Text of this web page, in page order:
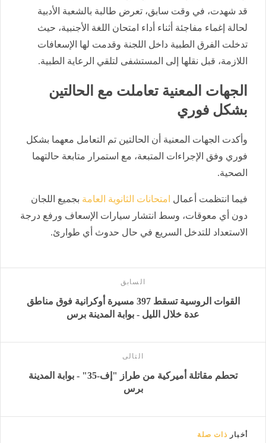
قد شهدت، في وقت سابق، تعرض طالبة بالشعبة الأدبية
لحالة إغماء مفاجئة أثناء أداء امتحان اللغة الأجنبية، حيث
تدخلت الفرق الطبية داخل اللجنة وقدمت لها الإسعافات
اللازمة، قبل نقلها إلى المستشفى لتلقي الرعاية الطبية.
الجهات المعنية تعاملت مع الحالتين
بشكل فوري
وأكدت الجهات المعنية أن الحالتين تم التعامل معهما بشكل
فوري وفق الإجراءات المتبعة، مع استمرار متابعة حالتهما
الصحية.
فيما انتظمت أعمال امتحانات الثانوية العامة بجميع اللجان
دون أي معوقات، وسط انتشار سيارات الإسعاف ورفع درجة
الاستعداد للتدخل السريع في حال حدوث أي طوارئ.
السابق
القوات الروسية تسقط 397 مسيرة أوكرانية فوق مناطق
عدة خلال الليل - بوابة المدينة برس
التالى
تحطم مقاتلة أميركية من طراز "إف-35" - بوابة المدينة
برس
أخبار ذات صلة